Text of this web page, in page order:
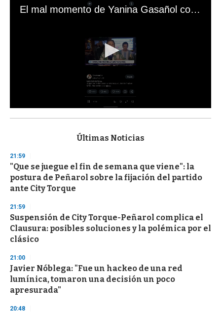
El mal momento de Yanina Gasañol con un hincha argentino en "Subrayado"
s
d
s
o
f
3
s
e
c
o
n
s
Últimas Noticias
21:59
"Que se juegue el fin de semana que viene": la
postura de Peñarol sobre la fijación del partido
ante City Torque
21:59
Suspensión de City Torque-Peñarol complica el
Clausura: posibles soluciones y la polémica por el
clásico
21:00
Javier Nóblega: "Fue un hackeo de una red
lumínica, tomaron una decisión un poco
apresurada"
20:48